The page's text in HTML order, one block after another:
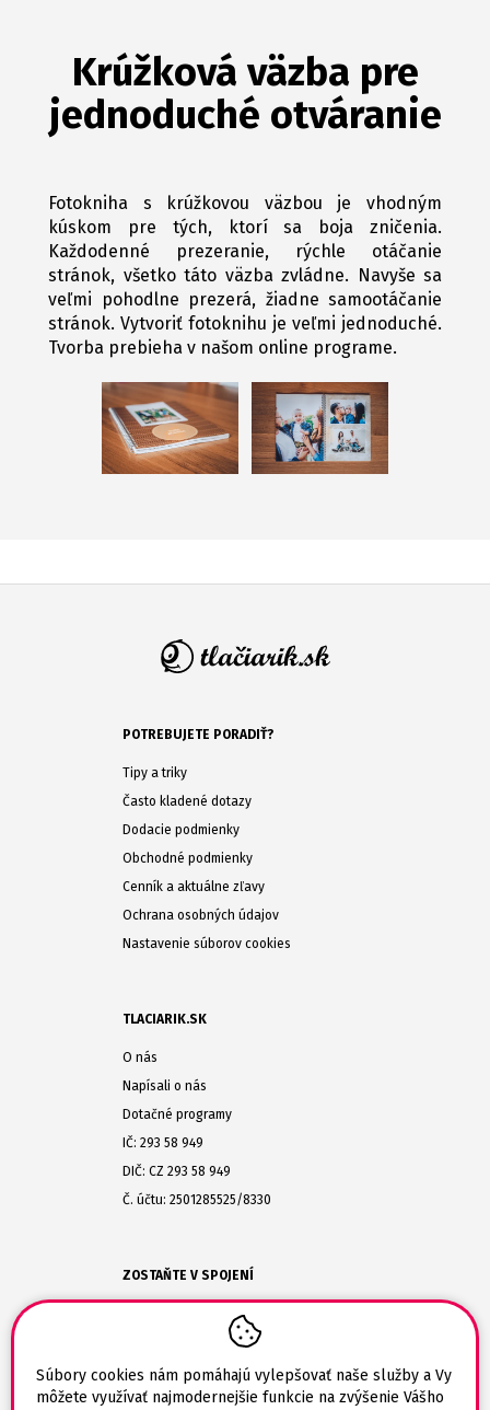
Súbory cookies nám pomáhajú vylepšovať naše služby a Vy
môžete využívať najmodernejšie funkcie na zvýšenie Vášho
Krúžková väzba pre
jednoduché otváranie
Fotokniha s krúžkovou väzbou je vhodným
kúskom pre tých, ktorí sa boja zničenia.
Každodenné prezeranie, rýchle otáčanie
stránok, všetko táto väzba zvládne. Navyše sa
veľmi pohodlne prezerá, žiadne samootáčanie
stránok. Vytvoriť fotoknihu je veľmi jednoduché.
Tvorba prebieha v našom online programe.
POTREBUJETE PORADIŤ?
Tipy a triky
Často kladené dotazy
Dodacie podmienky
Obchodné podmienky
Cenník a aktuálne zľavy
Ochrana osobných údajov
Nastavenie súborov cookies
TLACIARIK.SK
O nás
Napísali o nás
Dotačné programy
IČ: 293 58 949
DIČ: CZ 293 58 949
Č. účtu: 2501285525/8330
ZOSTAŇTE V SPOJENÍ
obchod@tlaciarik.sk